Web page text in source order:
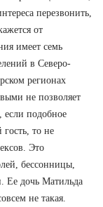
перезвонить,
от
имеет семь
в Северо-
регионах
не позволяет
если подобное
то не
Это
бессонницы,
Ее дочь Матильда
не такая.